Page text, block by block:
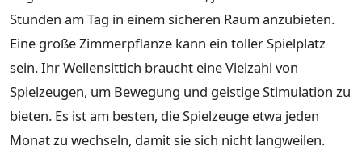
Stunden am Tag in einem sicheren Raum anzubieten.
Eine große Zimmerpflanze kann ein toller Spielplatz
sein. Ihr Wellensittich braucht eine Vielzahl von
Spielzeugen, um Bewegung und geistige Stimulation zu
bieten. Es ist am besten, die Spielzeuge etwa jeden
Monat zu wechseln, damit sie sich nicht langweilen.